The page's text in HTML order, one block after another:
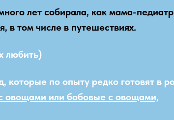
лет собирала, как мама-педиатр
в том числе в путешествиях.
любить)
которые по опыту редко готовят в
овощами или бобовые с овощами,